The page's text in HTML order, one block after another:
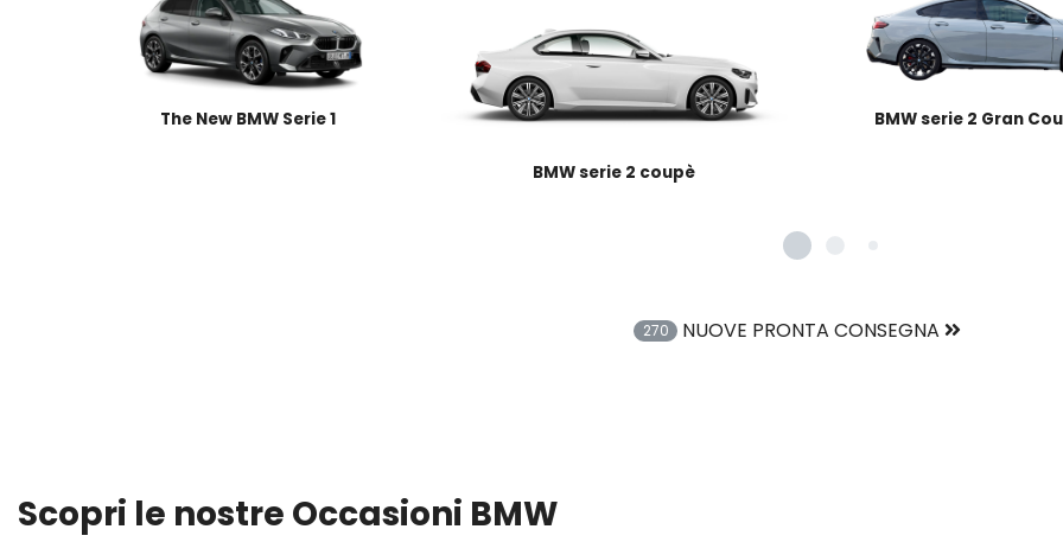
The New BMW Serie 1
BMW serie 2 coupè
BMW serie 2 Gran
270 NUOVE PRONTA CONSEGNA
Scopri le nostre Occasioni BMW